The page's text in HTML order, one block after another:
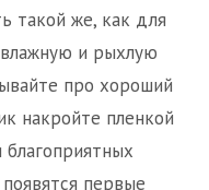
такой же, как для
и рыхлую
про хороший
накройте пленкой
первые